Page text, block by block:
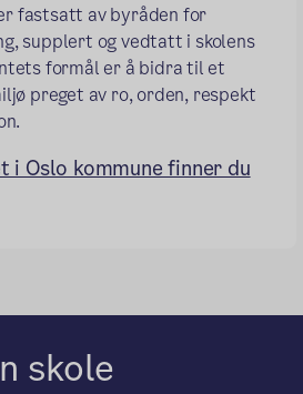
fastsatt av byråden for
supplert og vedtatt i skolens
formål er å bidra til et
preget av ro, orden, respekt
i Oslo kommune finner du
skole